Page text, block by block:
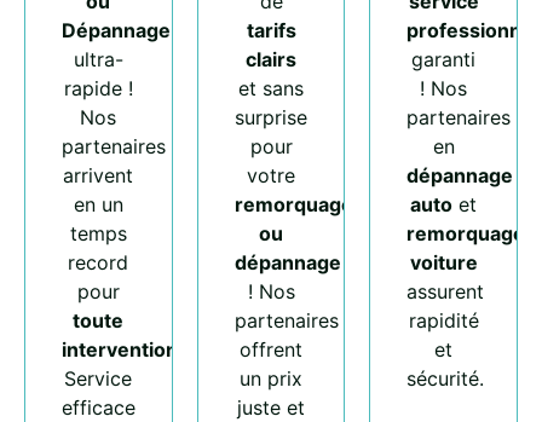
Dépannage
ultra-
rapide !
Nos
partenaires
arrivent
en un
temps
record
pour
toute
intervention
Service
efficace
tarifs
clairs
et sans
surprise
pour
votre
remorquage
ou
dépannage
! Nos
partenaires
offrent
un prix
juste et
professionnel
garanti
! Nos
partenaires
en
dépannage
auto et
remorquage
voiture
assurent
rapidité
et
sécurité.